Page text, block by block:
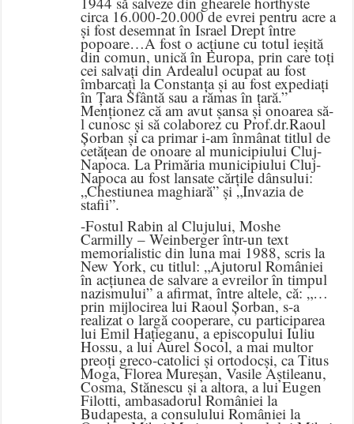
circa 16.000-20.000 de evrei pentru acre a
și fost desemnat în Israel Drept între
popoare…A fost o acțiune cu totul ieșită
din comun, unică în Europa, prin care toți
cei salvați din Ardealul ocupat au fost
îmbarcați la Constanța și au fost expediați
în Țara Sfântă sau a rămas în țară.”
Menționez că am avut șansa și onoarea să-
l cunosc și să colaborez cu Prof.dr.Raoul
Șorban și ca primar i-am înmânat titlul de
cetățean de onoare al municipiului Cluj-
Napoca. La Primăria municipiului Cluj-
Napoca au fost lansate cărțile dânsului:
„Chestiunea maghiară” și „Invazia de
stafii”.
-Fostul Rabin al Clujului, Moshe
Carmilly – Weinberger într-un text
memorialistic din luna mai 1988, scris la
New York, cu titlul: „Ajutorul României
în acțiunea de salvare a evreilor în timpul
nazismului” a afirmat, între altele, că: „…
prin mijlocirea lui Raoul Șorban, s-a
realizat o largă cooperare, cu participarea
lui Emil Hațieganu, a episcopului Iuliu
Hossu, a lui Aurel Socol, a mai multor
preoți greco-catolici și ortodocși, ca Titus
Moga, Florea Mureșan, Vasile Aștileanu,
Cosma, Stănescu și a altora, a lui Eugen
Filotti, ambasadorul României la
Budapesta, a consulului României la